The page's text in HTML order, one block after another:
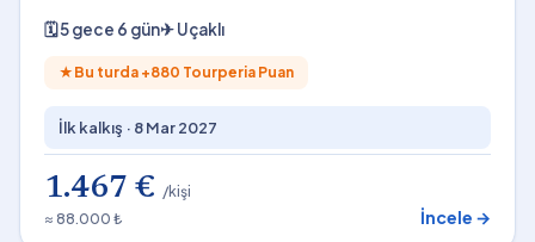
🗓5 gece 6 gün✈Uçaklı
★ Bu turda +880 Tourperia Puan
İlk kalkış · 8 Mar 2027
1.467 € /kişi
≈ 88.000 ₺
İncele →